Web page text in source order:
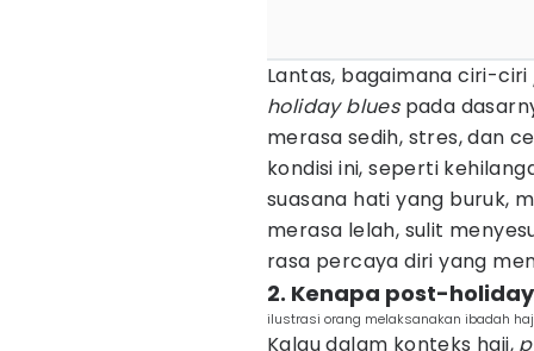
Lantas, bagaimana ciri-ciri
holiday bluespada
merasa sedih, stres, dan
kondisi ini, seperti
suasana hati yang buruk,
merasa lelah, sulit
rasa percaya diri yang
2. Kenapa post-
ilustrasi orang melaksanakan ibadah
Kalau dalam konteks haji,